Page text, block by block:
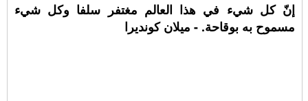
إنّ كل شيء في هذا العالم مغتفر سلفا وكل شيء
مسموح به بوقاحة. - ميلان كونديرا